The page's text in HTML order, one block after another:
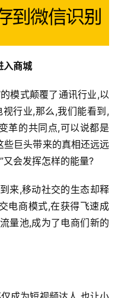
入商城
模式颠覆了通讯行业,以
行业,那么,我们能看到,
革的共同点,可以说都是
些巨头带来的真相还远远
又会发挥怎样的能量?
来,移动社交的生态却释
电商模式,在获得飞速成
量池,成为了电商们新的